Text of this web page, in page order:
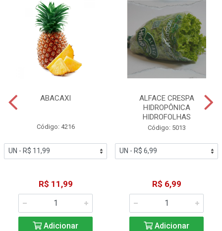
ABACAXI
Código: 4216
R$ 11,99
Adicionar
ALFACE CRESPA
HIDROPÔNICA
HIDROFOLHAS
Código: 5013
R$ 6,99
Adicionar